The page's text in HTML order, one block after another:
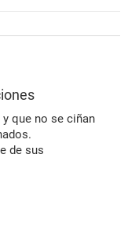
que no se ciñan
de sus